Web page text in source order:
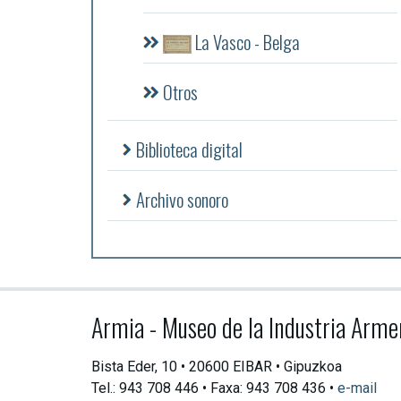
La Vasco - Belga
Otros
Biblioteca digital
Archivo sonoro
Armia - Museo de la Industria
Bista Eder, 10 • 20600 EIBAR • Gipuzkoa
Tel.: 943 708 446 • Faxa: 943 708 436 • e-mail